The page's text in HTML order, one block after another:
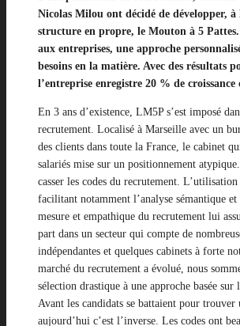
Nicolas Milou ont décidé de développer,
structure en propre, le Mouton à 5
aux entreprises, une approche
besoins en la matière. Avec des résultats
l’entreprise enregistre 20 % de croissance
En 3 ans d’existence, LM5P s’est imposé
recrutement. Localisé à Marseille avec un
des clients dans toute la France, le cabinet
salariés mise sur un positionnement
casser les codes du recrutement.
facilitant notamment l’analyse sémantique et
mesure et empathique du recrutement lui
part dans un secteur qui compte de
indépendantes et quelques cabinets à forte
marché du recrutement a évolué, nous
sélection drastique à une approche basée sur
Avant les candidats se battaient pour trouver
aujourd’hui c’est l’inverse. Les codes ont